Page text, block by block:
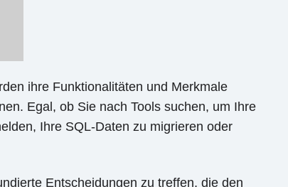
ihre Funktionalitäten und Merkmale
Egal, ob Sie nach Tools suchen, um Ihre
Ihre SQL-Daten zu migrieren oder
Entscheidungen zu treffen, die den